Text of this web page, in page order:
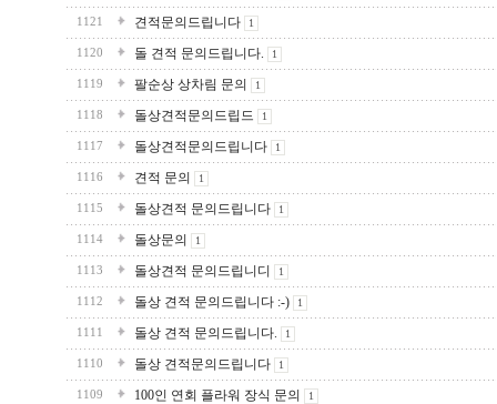
1121 견적문의드립니다 1
1120 돌 견적 문의드립니다. 1
1119 팔순상 상차림 문의 1
1118 돌상견적문의드립드 1
1117 돌상견적문의드립니다 1
1116 견적 문의 1
1115 돌상견적 문의드립니다 1
1114 돌상문의 1
1113 돌상견적 문의드립니디 1
1112 돌상 견적 문의드립니다 :-) 1
1111 돌상 견적 문의드립니다. 1
1110 돌상 견적문의드립니다 1
1109 100인 연회 플라워 장식 문의 1